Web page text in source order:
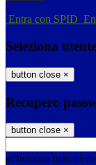
-
Entra con SPID
Seleziona utente
button close ×
Recupero
button close ×
all'indirizzo indicato